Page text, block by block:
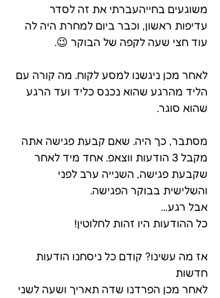
משוגעים בחייהעברתי את זה לסדר
עדיפות ראשון, וכבר ביום למחרת היה לה
עוד חצי שעה לקפה של הבוקר 😉.
לאחר מכן ניגשנו למסע לקוח. מה קורה עם
הליד מהרגע שהוא נכנס כליד ועד הרגע
שהוא סוגר.
מסתבר, כך היה. שאם קבעת פגישה אתה
מקבל 3 הודעות ווצאפ. אחד מיד לאחר
שקבעת פגישה, השנייה ערב לפני
והשלישית בבוקר הפגישה.
אבל רגע…
כל ההודעות היו זהות לחלוטין!
אז מה עשינו? קודם כל ניסחנו הודעות
חדשות
לאחר מכן הפרדנו שדה תאריך ושעה לשני